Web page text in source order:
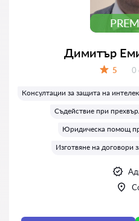
Димитър
5 0
Консултации за защита на
Съдействие при
Юридическа помощ
Изготвяне на договори